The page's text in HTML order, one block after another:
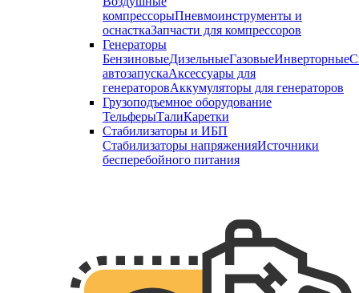
компрессорыПневмоинструменты и
оснасткаЗапчасти для компрессоров
Генераторы
БензиновыеДизельныеГазовыеИнверторные
автозапускаАксессуары для
генераторовАккумуляторы для генераторов
Грузоподъемное оборудование
ТельферыТалиКаретки
Стабилизаторы и ИБП
Стабилизаторы напряженияИсточники
бесперебойного питания